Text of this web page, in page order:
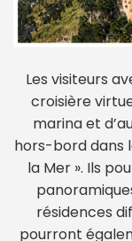
Les visiteurs
croisière
marina et
hors-bord dans
la Mer ». Ils
résidences
pourront